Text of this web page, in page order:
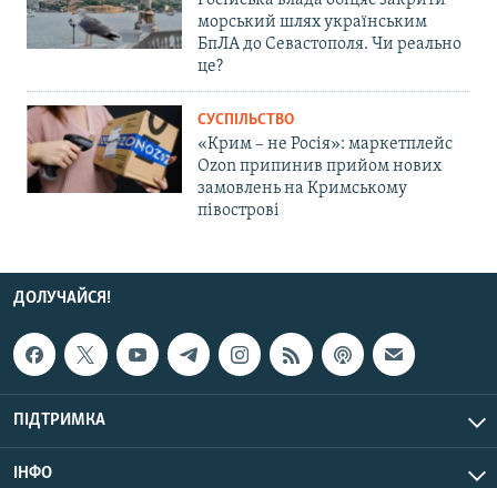
морський шлях українським
БпЛА до Севастополя. Чи реально
це?
СУСПІЛЬСТВО
«Крим – не Росія»: маркетплейс
Ozon припинив прийом нових
замовлень на Кримському
півострові
ДОЛУЧАЙСЯ!
ПІДТРИМКА
ІНФО